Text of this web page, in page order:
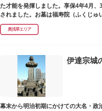
た才能を発揮しました。享保4年4月
されました。お墓は福寿院（ふくじゅ
奥浅草エリア
伊達宗城
幕末から明治初期にかけての大名・政